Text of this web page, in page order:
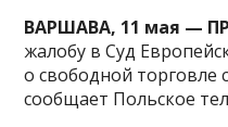
ВАРШАВА, 11 мая —
жалобу в Суд
о свободной торговле
сообщает Польское